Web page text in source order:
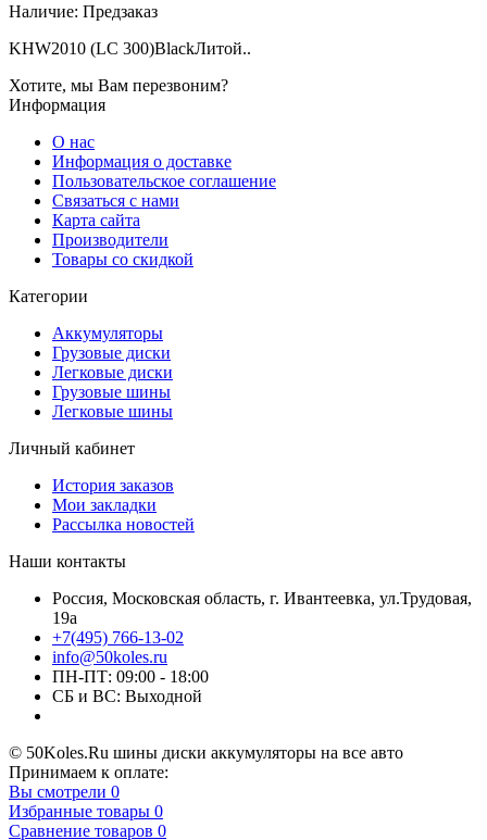
Наличие: Предзаказ
KHW2010 (LC 300)BlackЛитой..
Хотите, мы Вам перезвоним?
Информация
О нас
Информация о доставке
Пользовательское соглашение
Связаться с нами
Карта сайта
Производители
Товары со скидкой
Категории
Аккумуляторы
Грузовые диски
Легковые диски
Грузовые шины
Легковые шины
Личный кабинет
История заказов
Мои закладки
Рассылка новостей
Наши контакты
Россия, Московская область, г. Ивантеевка, ул.Трудовая,
19а
+7(495) 766-13-02
info@50koles.ru
ПН-ПТ: 09:00 - 18:00
СБ и ВС: Выходной
© 50Koles.Ru шины диски аккумуляторы на все авто
Принимаем к оплате:
Вы смотрели 0
Избранные товары 0
Сравнение товаров 0